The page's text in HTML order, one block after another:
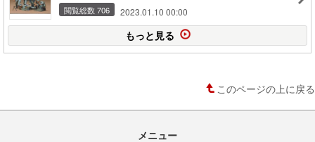
閲覧総数 706 2023.01.10 00:00
もっと見る
このページの上に戻る
メニュー